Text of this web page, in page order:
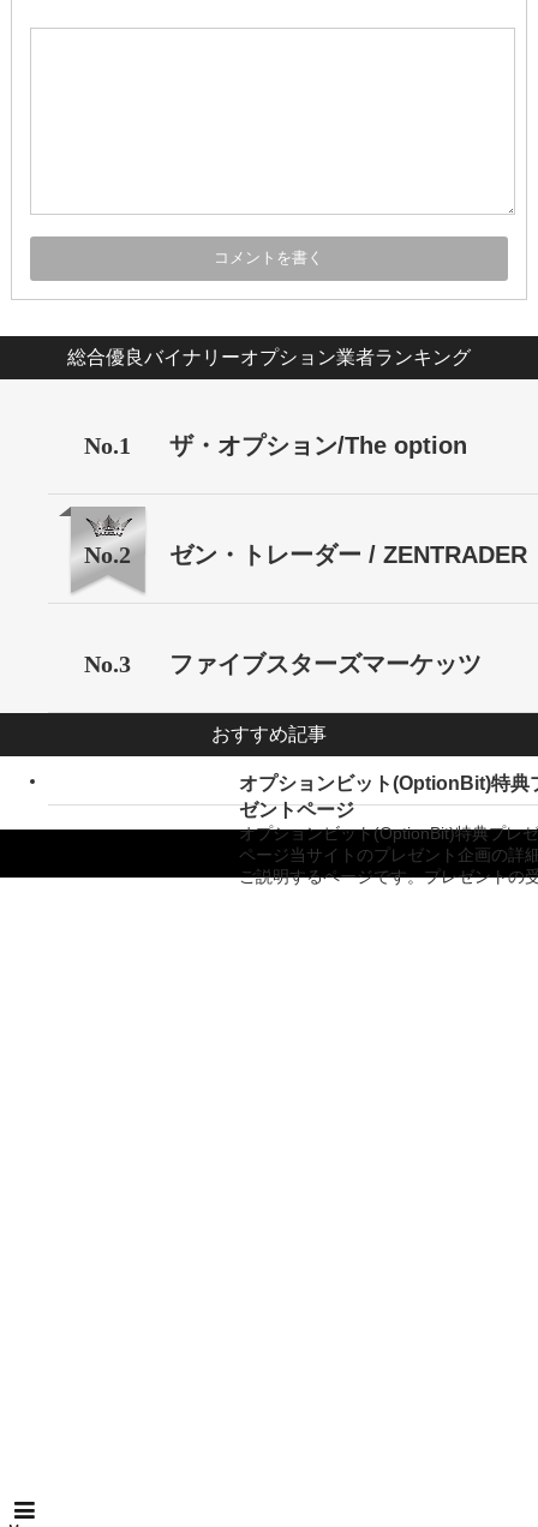
総合優良バイナリーオプション業者ランキング
No.1 ザ・オプション/The option
No.2 ゼン・トレーダー / ZENTRADER
No.3 ファイブスターズマーケッツ
おすすめ記事
オプションビット(OptionBit)特典
ゼントページ
オプションビット(OptionBit)特典プレ
ページ当サイトのプレゼント企画の詳
ご説明するページです。プレゼントの